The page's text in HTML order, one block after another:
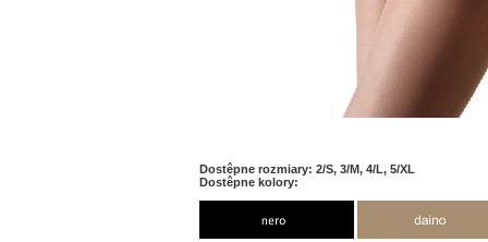
Dostêpne rozmiary: 2/S, 3/M, 4/L, 5/XL
Dostêpne kolory: